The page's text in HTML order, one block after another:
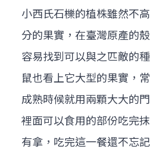
小西氏石櫟的植株雖然不
分的果實，在臺灣原產的
容易找到可以與之匹敵的
鼠也看上它大型的果實，
成熟時候就用兩顆大大的
裡面可以食用的部份吃完
有拿，吃完這一餐還不忘